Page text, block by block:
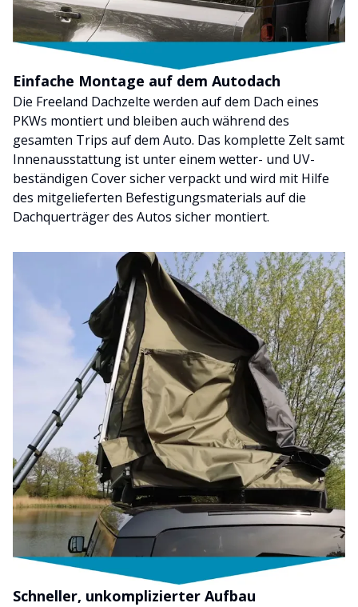
Einfache Montage auf dem Autodach
Die Freeland Dachzelte werden auf dem Dach eines
PKWs montiert und bleiben auch während des
gesamten Trips auf dem Auto. Das komplette Zelt samt
Innenausstattung ist unter einem wetter- und UV-
beständigen Cover sicher verpackt und wird mit Hilfe
des mitgelieferten Befestigungsmaterials auf die
Dachquerträger des Autos sicher montiert.
Schneller, unkomplizierter Aufbau